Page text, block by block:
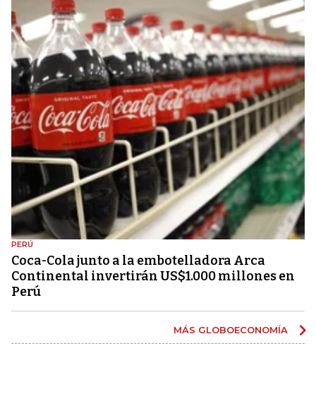
PERÚ
Coca-Cola junto a la embotelladora Arca
Continental invertirán US$1.000 millones en
Perú
MÁS GLOBOECONOMÍA